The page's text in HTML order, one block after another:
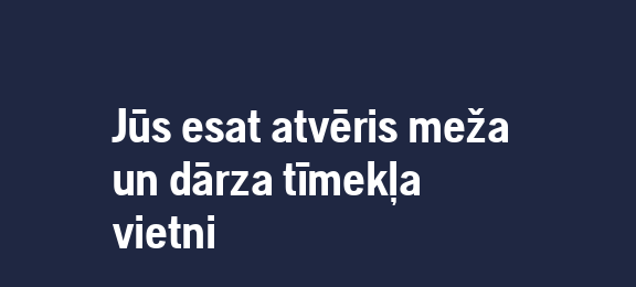
Jūs esat atvēris meža
un dārza tīmekļa
vietni